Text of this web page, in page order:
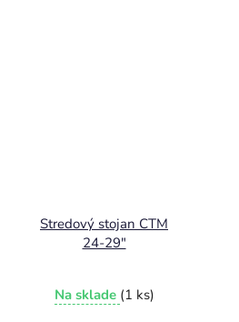
Stredový stojan CTM
24-29"
Na sklade (1 ks)